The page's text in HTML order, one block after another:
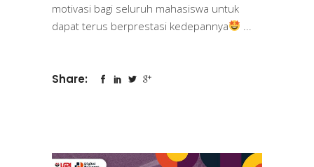
motivasi bagi seluruh mahasiswa untuk
dapat terus berprestasi kedepannya
Share: